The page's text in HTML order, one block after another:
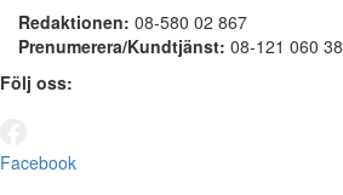
Redaktionen: 08-580 02 867
Prenumerera/Kundtjänst: 08-121 060 38
Följ oss:
Facebook